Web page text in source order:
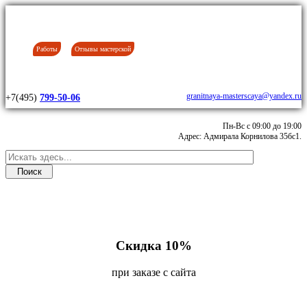
Работы Отзывы мастерской
+7(495) 799-50-06 granitnaya-masterscaya@yandex.ru
Пн-Вс с 09:00 до 19:00
Адрес: Адмирала Корнилова 35бс1.
Скидка 10%
при заказе с сайта